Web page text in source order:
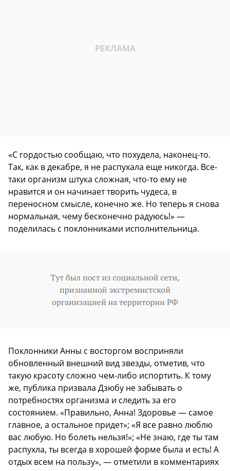
«С гордостью сообщаю, что похудела, наконец-то.
Так, как в декабре, я не распухала еще никогда. Все-
таки организм штука сложная, что-то ему не
нравится и он начинает творить чудеса, в
переносном смысле, конечно же. Но теперь я снова
нормальная, чему бесконечно радуюсь!» —
поделилась с поклонниками исполнительница.
Поклонники Анны с восторгом восприняли
обновленный внешний вид звезды, отметив, что
такую красоту сложно чем-либо испортить. К тому
же, публика призвала Дзюбу не забывать о
потребностях организма и следить за его
состоянием. «Правильно, Анна! Здоровье — самое
главное, а остальное придет»; «Я все равно люблю
вас любую. Но болеть нельзя!»; «Не знаю, где ты там
распухла, ты всегда в хорошей форме была и есть! А
отдых всем на пользу», — отметили в комментариях